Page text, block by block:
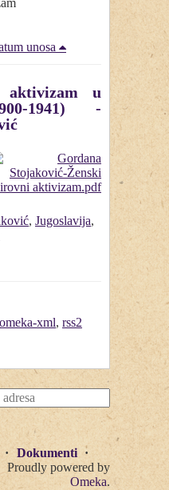
unosa
aktivizam u
1941) -
, Jugoslavija,
omeka-xml, rss2
Dokumenti
Proudly powered by
Omeka.